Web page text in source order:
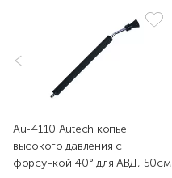
Au-4110 Autech копье
высокого давления c
форсункой 40° для АВД, 50см